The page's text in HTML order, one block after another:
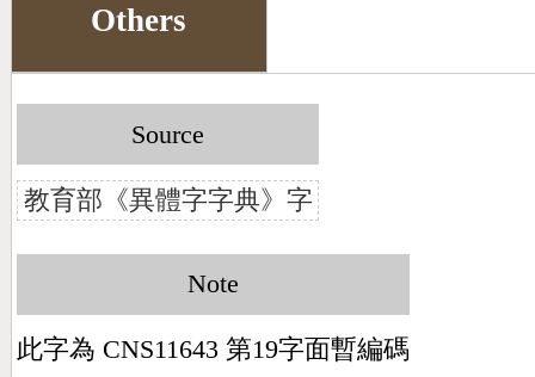
Others
Source
教育部《異體字字典》字
Note
此字為 CNS11643 第19字面暫編碼